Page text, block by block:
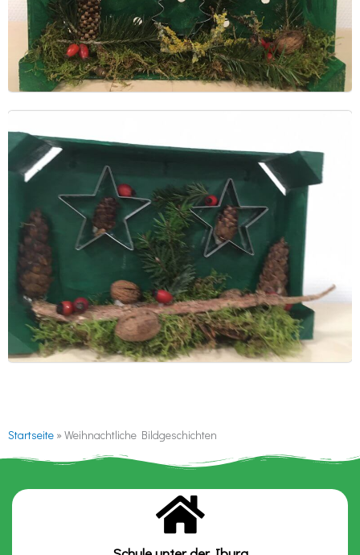
Startseite » Weihnachtliche Bildgeschichten